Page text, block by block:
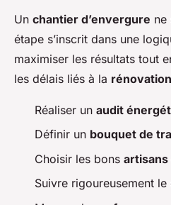
Un chantier d’envergure ne
étape s’inscrit dans une
maximiser les résultats tout
les délais liés à la
Réaliser un audit
Définir un bouquet de
Choisir les bons
Suivre rigoureusement le